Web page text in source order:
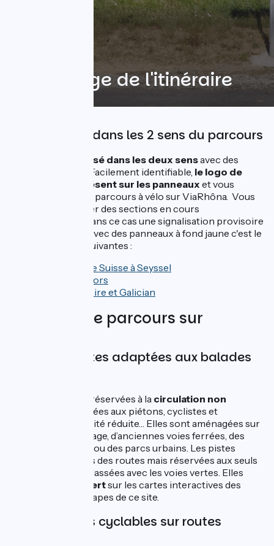
Le balisage de l'itinéraire
Signalisation dans les 2 sens du parcours
balisé dans les deux sensavec des
panneaux dédiés. Facilement identifiable, le logo de
l'itinéraire est présent sur les panneaux et vous
guidera dans votre parcours à vélo sur ViaRhôna. Vous
pourrez rencontrer des sections en cours
d'aménagement, dans ce cas une signalisation provisoire
est mise en place avec des panneaux à fond jaune c'est le
cas des sections suivantes :
de la frontière Suisse à Seyssel
de Lyon à Givors
entre Beaucaire et Galician
Les types de parcours sur
Des voies vertes adaptées aux balades
Ce sont des voies réservées à la circulation non
, destinées aux piétons, cyclistes et
personnes à mobilité réduite… Elles sont aménagées sur
les chemins de halage, d’anciennes voies ferrées, des
routes forestières ou des parcs urbains. Les pistes
cyclables séparées des routes mais réservées aux seuls
cyclistes sont ici classées avec les voies vertes. Elles
en vertsur les cartes interactives des
tronçons et des étapes de ce site.
Des itinéraires cyclables sur routes